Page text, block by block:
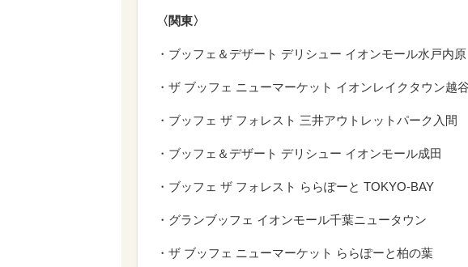
〈関東〉
・ブッフェ＆デザート デリシュー イオンモール水戸内原
・ザ ブッフェ ニューマーケット イオンレイクタウン越谷
・ブッフェ ザ フォレスト 三井アウトレットパーク入間
・ブッフェ＆デザート デリシュー イオンモール成田
・ブッフェ ザ フォレスト ららぽーと TOKYO-BAY
・グランブッフェ イオンモール千葉ニュータウン
・ザ ブッフェ ニューマーケット ららぽーと柏の葉